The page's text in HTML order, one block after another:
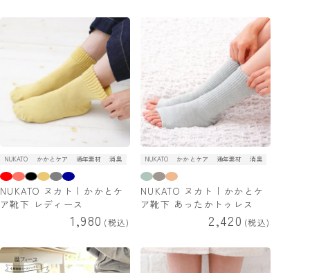
NUKATO かかとケア 通年素材 消臭
NUKATO ヌカト | かかとケ
ア靴下 レディース
1,980 税込
NUKATO かかとケア 通年素材 消臭
NUKATO ヌカト | かかとケ
ア靴下 あったかトゥレス
2,420 税込